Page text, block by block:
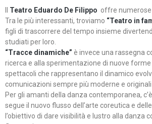
Teatro Eduardo De Filippo offre numerose
Tra le più interessanti, troviamo “Teatro in
figli di trascorrere del tempo insieme
studiati per loro.
“Tracce dinamiche” è invece una rassegna
ricerca e alla sperimentazione di nuove
spettacoli che rappresentano il dinamico
comunicazioni sempre più moderne e originali
Per gli amanti della danza contemporanea, c’è
segue il nuovo flusso dell’arte coreutica e
l’obiettivo di dare visibilità e lustro alla danza